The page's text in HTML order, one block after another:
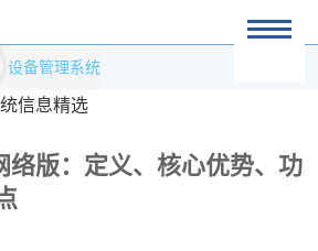
设备管理系统
络版：定义、核心优势、功